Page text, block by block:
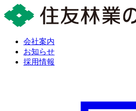
会社案内
お知らせ
採用情報